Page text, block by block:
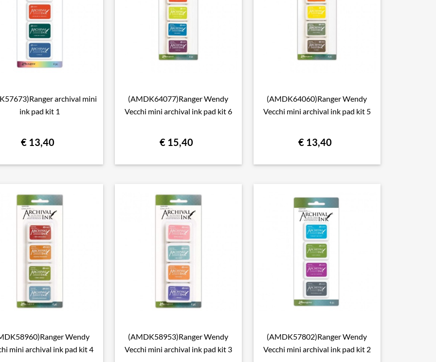
 Snel bekijkenarchival mini
ink pad kit 1
€ 13,40
 Snel bekijken
(AMDK64077)Ranger Wendy
Vecchi mini archival ink pad kit 6
€ 15,40
 Snel bekijken
(AMDK64060)Ranger Wendy
Vecchi mini archival ink pad kit 5
€ 13,40
 Snel bekijkenWendy
mini archival ink pad kit 4
 Snel bekijken
(AMDK58953)Ranger Wendy
Vecchi mini archival ink pad kit 3
 Snel bekijken
(AMDK57802)Ranger Wendy
Vecchi mini archival ink pad kit 2